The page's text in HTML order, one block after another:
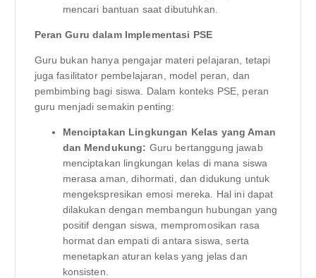
mencari bantuan saat dibutuhkan.
Peran Guru dalam Implementasi PSE
Guru bukan hanya pengajar materi pelajaran, tetapi
juga fasilitator pembelajaran, model peran, dan
pembimbing bagi siswa. Dalam konteks PSE, peran
guru menjadi semakin penting:
Menciptakan Lingkungan Kelas yang Aman
dan Mendukung: Guru bertanggung jawab
menciptakan lingkungan kelas di mana siswa
merasa aman, dihormati, dan didukung untuk
mengekspresikan emosi mereka. Hal ini dapat
dilakukan dengan membangun hubungan yang
positif dengan siswa, mempromosikan rasa
hormat dan empati di antara siswa, serta
menetapkan aturan kelas yang jelas dan
konsisten.